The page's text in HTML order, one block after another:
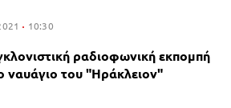
10:30
ραδιοφωνική εκπομπή
ναυάγιο του "Ηράκλειον"